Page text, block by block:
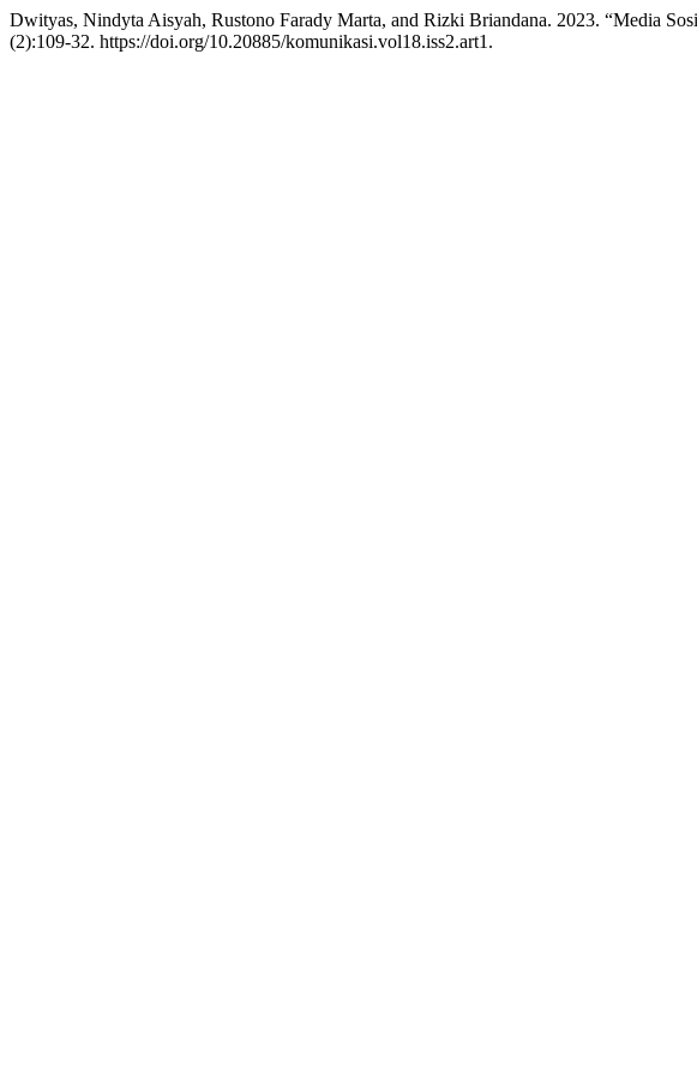
Dwityas, Nindyta Aisyah, Rustono Farady Marta, and Rizki Briandana. 2023. “Media
(2):109-32. https://doi.org/10.20885/komunikasi.vol18.iss2.art1.